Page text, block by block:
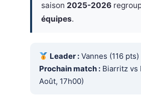
saison 2025-2026
équipes.
Leader :Vannes (116
Prochain match :Biarritz vs
Août, 17h00)